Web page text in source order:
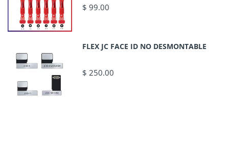
$ 99.00
FLEX JC FACE ID NO DESMONTABLE
$ 250.00